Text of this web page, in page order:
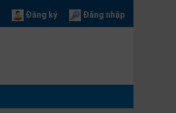
Đăng ký Đăng nhập